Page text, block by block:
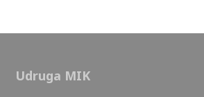
Udruga MIK